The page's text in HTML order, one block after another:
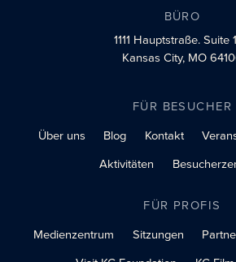
BÜRO
1111 Hauptstraße.Suite
Kansas City, MO
FÜR BESUCHER
Über uns
Blog Kontakt
Aktivitäten
FÜR PROFIS
Medienzentrum
Sitzungen